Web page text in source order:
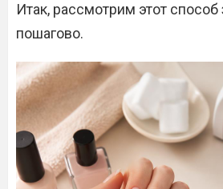
Итак, рассмотрим этот способ
пошагово.